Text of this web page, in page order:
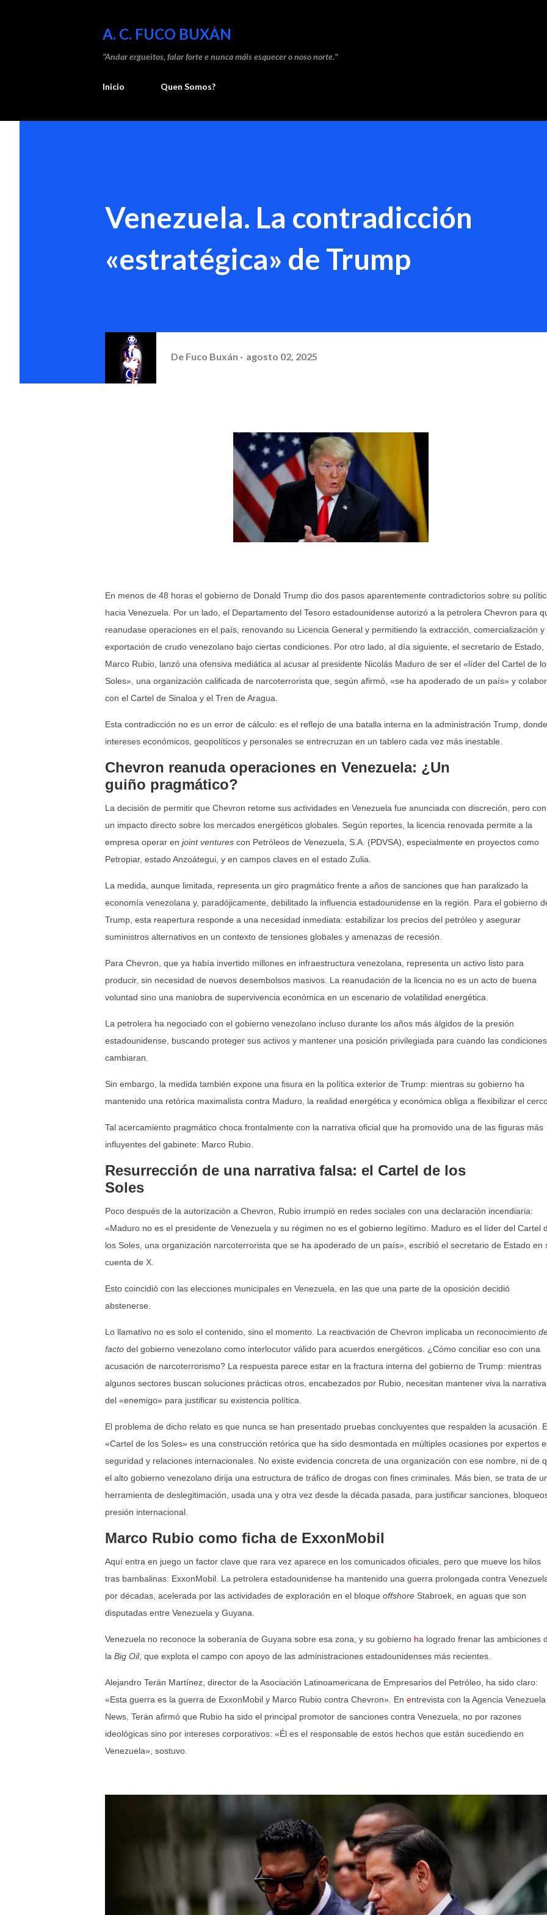
A. C. FUCO BUXÁN
“Andar ergueitos, falar forte e nunca máis esquecer o noso norte."
Inicio Quen Somos?
Venezuela. La contradicción
«estratégica» de Trump
De Fuco Buxán agosto 02, 2025
En menos de 48 horas el gobierno de Donald Trump dio dos pasos aparentemente contradictorios sobre su
hacia Venezuela. Por un lado, el Departamento del Tesoro estadounidense autorizó a la petrolera Chevron para
reanudase operaciones en el país, renovando su Licencia General y permitiendo la extracción, comercialización y
exportación de crudo venezolano bajo ciertas condiciones. Por otro lado, al día siguiente, el secretario de Estado,
Marco Rubio, lanzó una ofensiva mediática al acusar al presidente Nicolás Maduro de ser el «líder del Cartel de
Soles», una organización calificada de narcoterrorista que, según afirmó, «se ha apoderado de un país» y
con el Cartel de Sinaloa y el Tren de Aragua.
Esta contradicción no es un error de cálculo: es el reflejo de una batalla interna en la administración Trump, donde
intereses económicos, geopolíticos y personales se entrecruzan en un tablero cada vez más inestable.
Chevron reanuda operaciones en Venezuela: ¿Un
guiño pragmático?
La decisión de permitir que Chevron retome sus actividades en Venezuela fue anunciada con discreción, pero con
un impacto directo sobre los mercados energéticos globales. Según reportes, la licencia renovada permite a la
empresa operar en joint ventures con Petróleos de Venezuela, S.A. (PDVSA), especialmente en proyectos como
Petropiar, estado Anzoátegui, y en campos claves en el estado Zulia.
La medida, aunque limitada, representa un giro pragmático frente a años de sanciones que han paralizado la
economía venezolana y, paradójicamente, debilitado la influencia estadounidense en la región. Para el gobierno
Trump, esta reapertura responde a una necesidad inmediata: estabilizar los precios del petróleo y asegurar
suministros alternativos en un contexto de tensiones globales y amenazas de recesión.
Para Chevron, que ya había invertido millones en infraestructura venezolana, representa un activo listo para
producir, sin necesidad de nuevos desembolsos masivos. La reanudación de la licencia no es un acto de buena
voluntad sino una maniobra de supervivencia económica en un escenario de volatilidad energética.
La petrolera ha negociado con el gobierno venezolano incluso durante los años más álgidos de la presión
estadounidense, buscando proteger sus activos y mantener una posición privilegiada para cuando las condiciones
cambiaran.
Sin embargo, la medida también expone una fisura en la política exterior de Trump: mientras su gobierno ha
mantenido una retórica maximalista contra Maduro, la realidad energética y económica obliga a flexibilizar el
Tal acercamiento pragmático choca frontalmente con la narrativa oficial que ha promovido una de las figuras más
influyentes del gabinete: Marco Rubio.
Resurrección de una narrativa falsa: el Cartel de los
Soles
Poco después de la autorización a Chevron, Rubio irrumpió en redes sociales con una declaración incendiaria:
«Maduro no es el presidente de Venezuela y su régimen no es el gobierno legítimo. Maduro es el líder del Cartel
los Soles, una organización narcoterrorista que se ha apoderado de un país», escribió el secretario de Estado en
cuenta de X.
Esto coincidió con las elecciones municipales en Venezuela, en las que una parte de la oposición decidió
abstenerse.
Lo llamativo no es solo el contenido, sino el momento. La reactivación de Chevron implicaba un reconocimiento
facto del gobierno venezolano como interlocutor válido para acuerdos energéticos. ¿Cómo conciliar eso con una
acusación de narcoterrorismo? La respuesta parece estar en la fractura interna del gobierno de Trump: mientras
algunos sectores buscan soluciones prácticas otros, encabezados por Rubio, necesitan mantener viva la narrativa
del «enemigo» para justificar su existencia política.
El problema de dicho relato es que nunca se han presentado pruebas concluyentes que respalden la acusación.
«Cartel de los Soles» es una construcción retórica que ha sido desmontada en múltiples ocasiones por expertos
seguridad y relaciones internacionales. No existe evidencia concreta de una organización con ese nombre, ni de
el alto gobierno venezolano dirija una estructura de tráfico de drogas con fines criminales. Más bien, se trata de
herramienta de deslegitimación, usada una y otra vez desde la década pasada, para justificar sanciones,
presión internacional.
Marco Rubio como ficha de ExxonMobil
Aquí entra en juego un factor clave que rara vez aparece en los comunicados oficiales, pero que mueve los hilos
tras bambalinas: ExxonMobil. La petrolera estadounidense ha mantenido una guerra prolongada contra
por décadas, acelerada por las actividades de exploración en el bloque offshore Stabroek, en aguas que son
disputadas entre Venezuela y Guyana.
Venezuela no reconoce la soberanía de Guyana sobre esa zona, y su gobierno ha logrado frenar las ambiciones
la Big Oil, que explota el campo con apoyo de las administraciones estadounidenses más recientes.
Alejandro Terán Martínez, director de la Asociación Latinoamericana de Empresarios del Petróleo, ha sido claro:
«Esta guerra es la guerra de ExxonMobil y Marco Rubio contra Chevron». En entrevista con la Agencia Venezuela
News, Terán afirmó que Rubio ha sido el principal promotor de sanciones contra Venezuela, no por razones
ideológicas sino por intereses corporativos: «Él es el responsable de estos hechos que están sucediendo en
Venezuela», sostuvo.